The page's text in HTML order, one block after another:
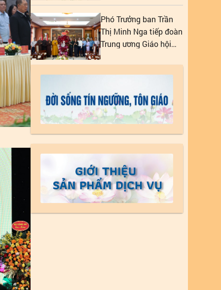
hướng dẫn thi hành
Luật Tín ngưỡng, tôn
giáo
Phó Trưởng ban Trần
Thị Minh Nga tiếp đoàn
Trung ương Giáo hội
Phật giáo Việt Nam